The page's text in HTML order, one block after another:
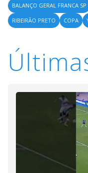
BALANÇO GERAL FRANCA SP
RIBEIRÃO PRETO
COPA